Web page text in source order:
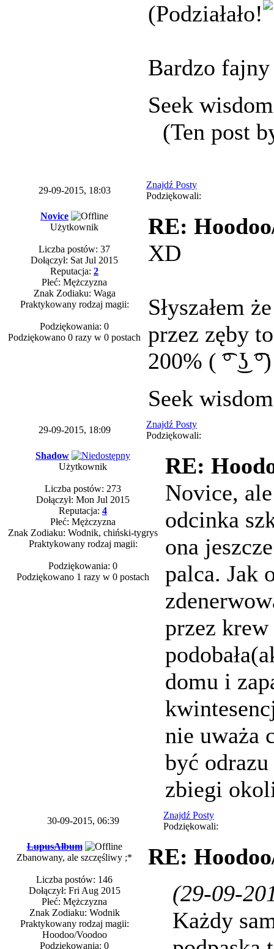
(Podziałało!
Bardzo
Seek
(Ten post
29-09-2015, 18:03
Znajdź Posty
Podziękowali:
Novice
Użytkownik
Liczba postów: 37
Dołączył: Sat Jul 2015
Reputacja: 2
Płeć: Mężczyzna
Znak Zodiaku: Waga
Praktykowany rodzaj magii:
Podziękowania: 0
Podziękowano 0 razy w 0 postach
RE:
XD
Słyszałem
przez zęby
200% ( ͡° ͜ʖ ͡°)
Seek
29-09-2015, 18:09
Znajdź Posty
Podziękowali:
Shadow
Użytkownik
Liczba postów: 273
Dołączył: Mon Jul 2015
Reputacja: 4
Płeć: Mężczyzna
Znak Zodiaku: Wodnik, chiński-tygrys
Praktykowany rodzaj magii:
Podziękowania: 0
Podziękowano 1 razy w 0 postach
RE:
Novice,
odcinka
ona
palca. Jak
przez
domu i
nie uważa
być
zbiegi
30-09-2015, 06:39
Znajdź Posty
Podziękowali:
LupusAlbum
Zbanowany, ale szczęśliwy ;*
Liczba postów: 146
Dołączył: Fri Aug 2015
Płeć: Mężczyzna
Znak Zodiaku: Wodnik
Praktykowany rodzaj magii:
Hoodoo/Voodoo
Podziękowania: 0
RE:
(29-09-
Każdy